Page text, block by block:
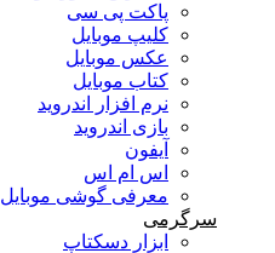
پاکت پی سی
کلیپ موبایل
عکس موبایل
کتاب موبایل
نرم افزار اندروید
بازی اندروید
آیفون
اس ام اس
معرفی گوشی موبایل
سرگرمی
ابزار دسکتاپ